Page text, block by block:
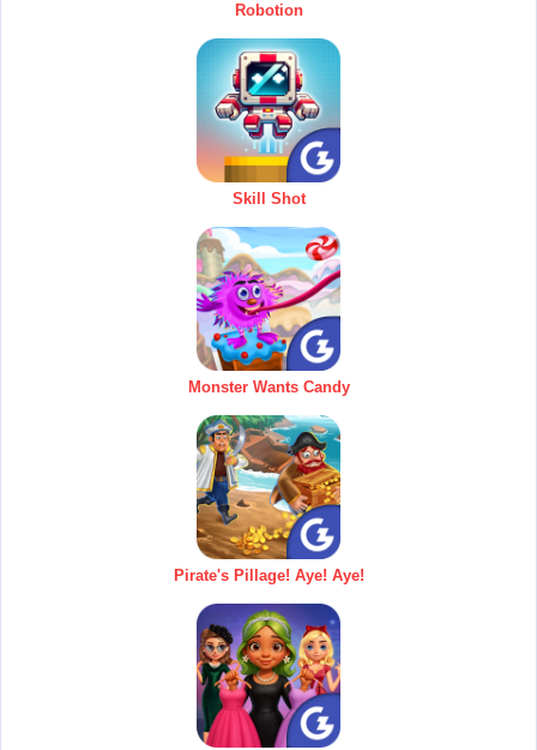
Robotion
Skill Shot
Monster Wants Candy
Pirate's Pillage! Aye! Aye!